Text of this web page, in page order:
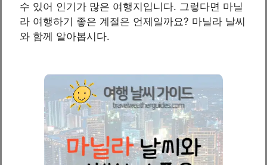
수 있어 인기가 많은 여행지입니다. 그렇다면 마닐
라 여행하기 좋은 계절은 언제일까요? 마닐라 날씨
와 함께 알아봅시다.